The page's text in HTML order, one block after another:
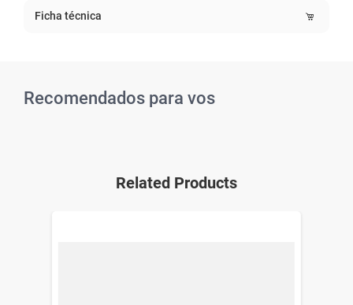
Ficha técnica
Recomendados para vos
Related Products